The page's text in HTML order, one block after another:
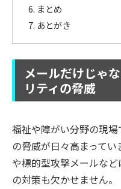
まとめ
あとがき
メールだけじゃ
リティの脅威
福祉や障がい分野の現
の脅威が日々高まって
や標的型攻撃メールな
の対策も欠かせません。